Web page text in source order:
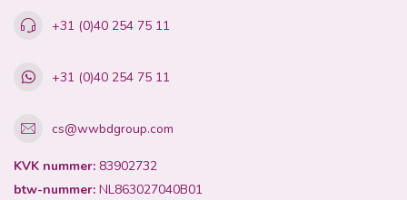
+31 (0)40 254 75 11
+31 (0)40 254 75 11
cs@wwbdgroup.com
KVK nummer: 83902732
btw-nummer: NL863027040B01